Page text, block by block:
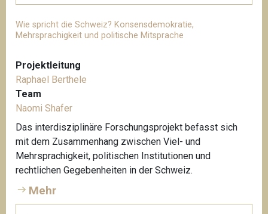
Wie spricht die Schweiz? Konsensdemokratie,
Mehrsprachigkeit und politische Mitsprache
Projektleitung
Raphael Berthele
Team
Naomi Shafer
Das interdisziplinäre Forschungsprojekt befasst sich
mit dem Zusammenhang zwischen Viel- und
Mehrsprachigkeit, politischen Institutionen und
rechtlichen Gegebenheiten in der Schweiz.
Mehr